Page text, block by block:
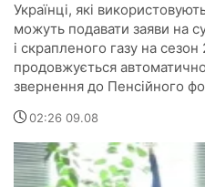
Українці, які
можуть подавати заяви на
і скрапленого газу на
продовжується
звернення до Пенсійного
02:26 09.08